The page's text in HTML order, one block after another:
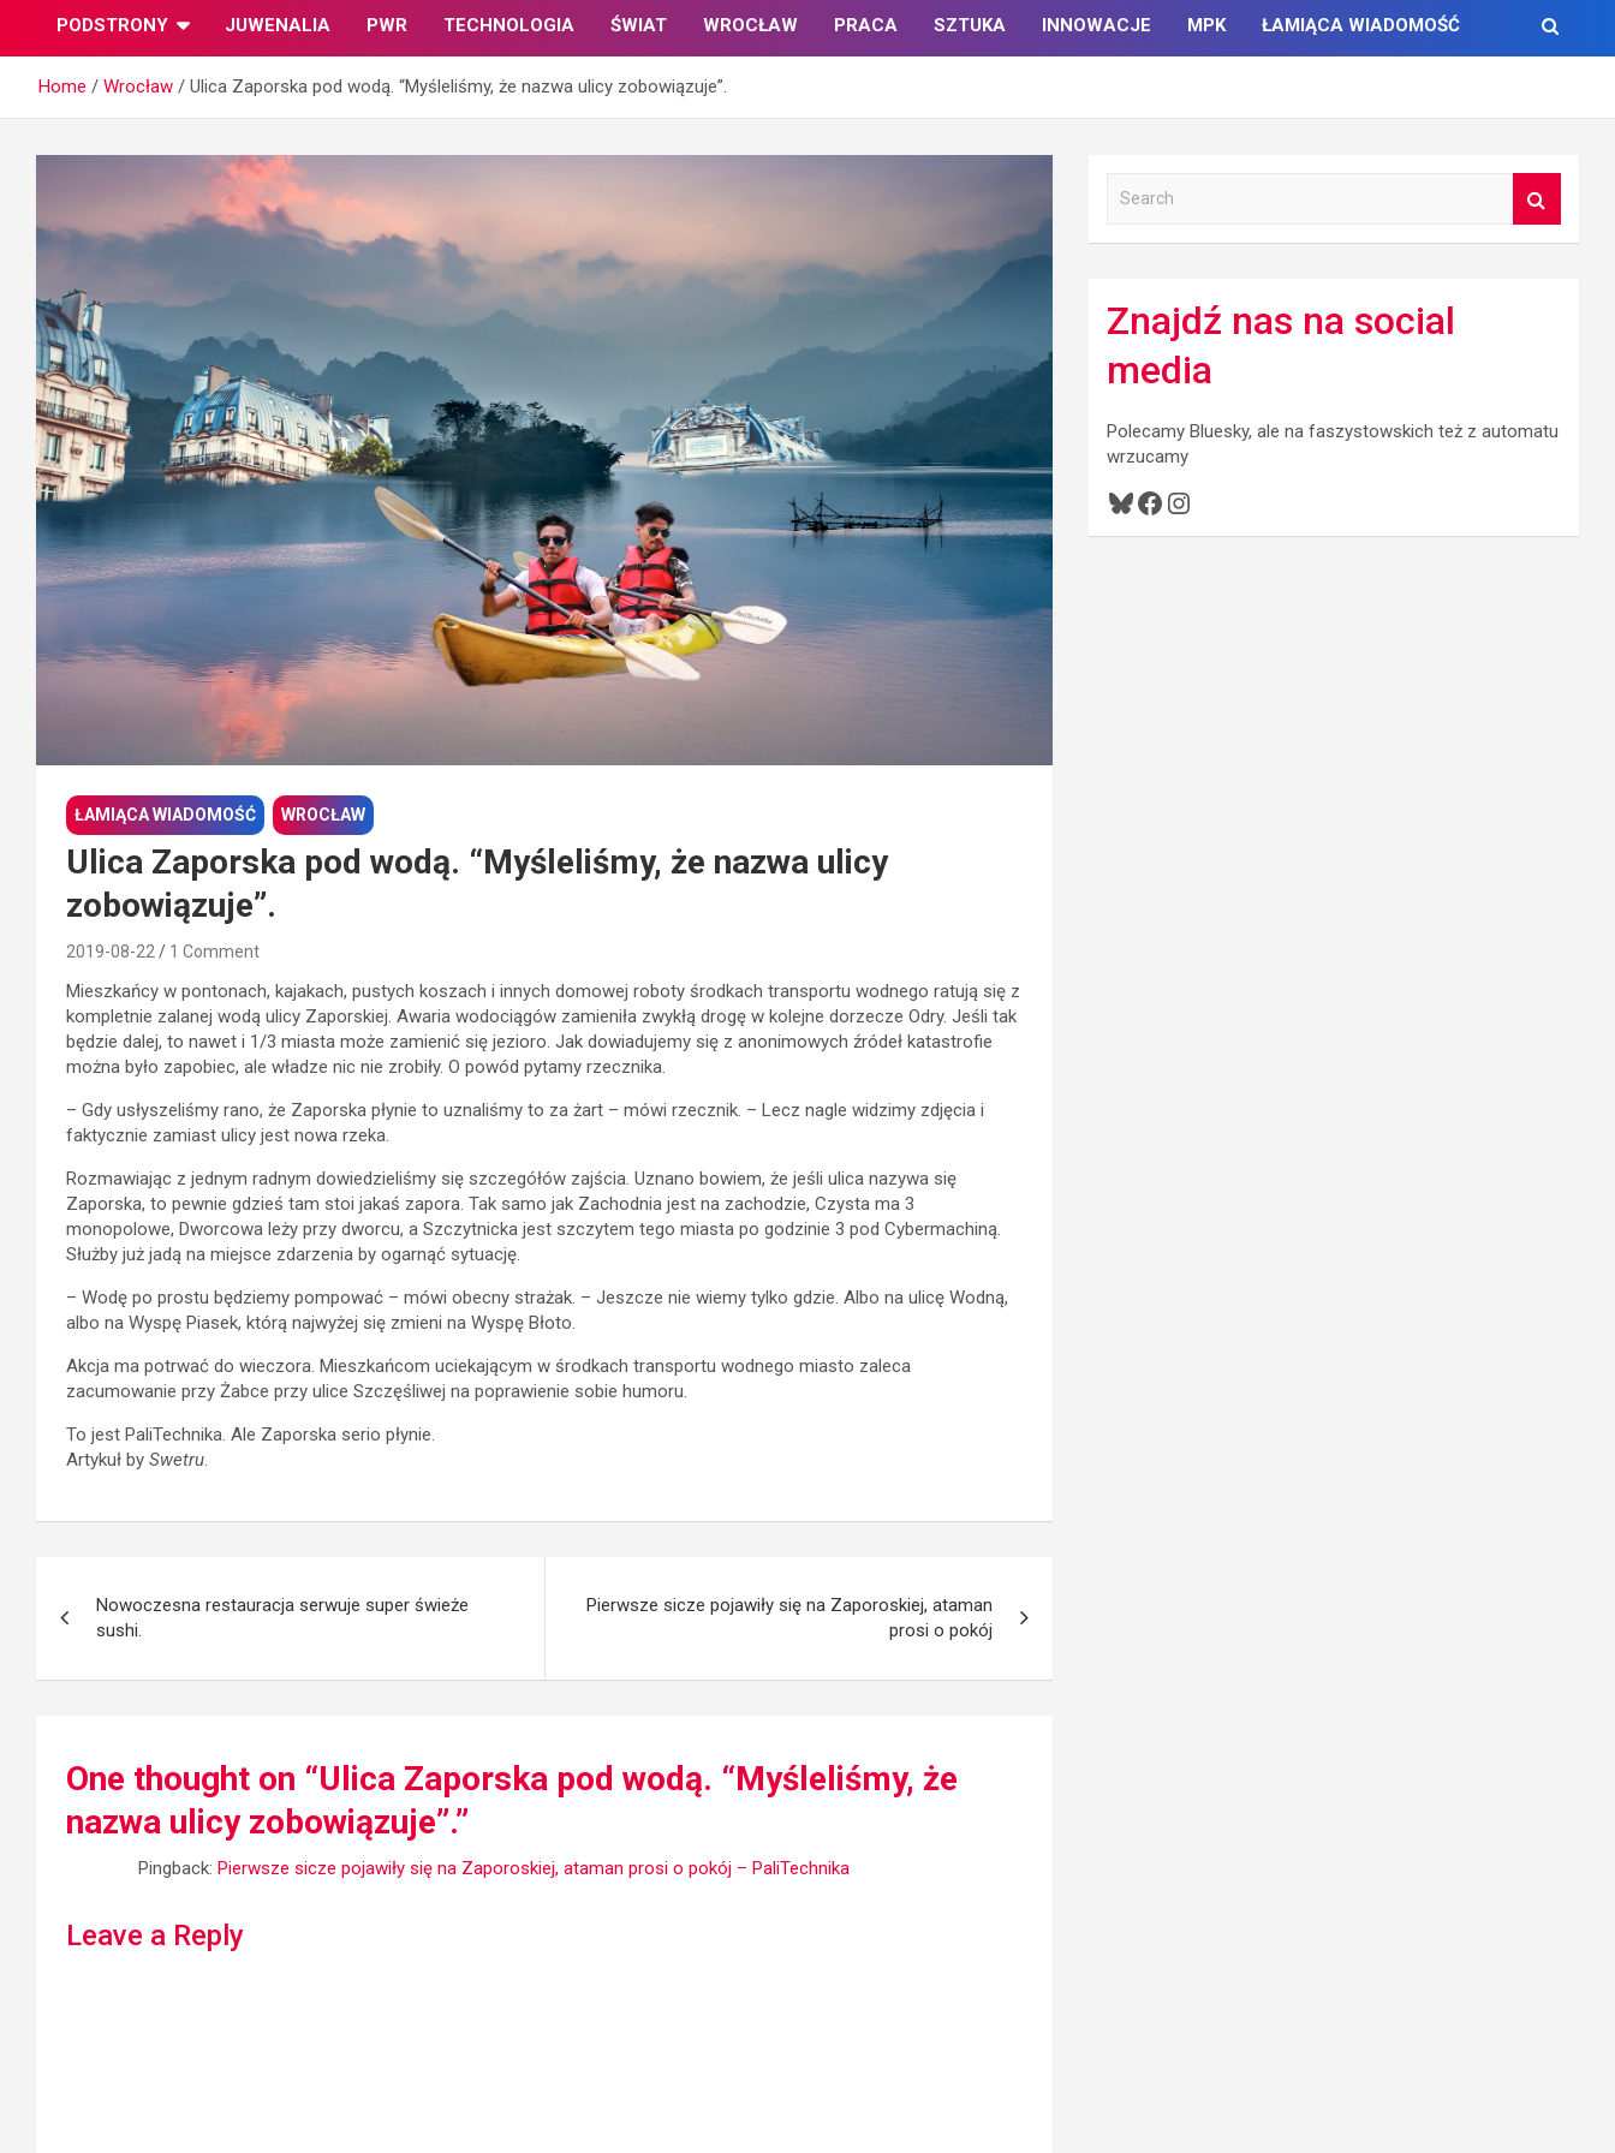
PODSTRONY JUWENALIA PWR TECHNOLOGIA ŚWIAT WROCŁAW PRACA SZTUKA INNOWACJE MPK ŁAMIĄCA WIADOMOŚĆ
Home Wrocław Ulica Zaporska pod wodą. “Myśleliśmy, że nazwa ulicy zobowiązuje”.
ŁAMIĄCA WIADOMOŚĆ WROCŁAW
Ulica Zaporska pod wodą. “Myśleliśmy, że nazwa ulicy
zobowiązuje”.
2019-08-22 1 Comment
Mieszkańcy w pontonach, kajakach, pustych koszach i innych domowej roboty środkach transportu wodnego ratują się z
kompletnie zalanej wodą ulicy Zaporskiej. Awaria wodociągów zamieniła zwykłą drogę w kolejne dorzecze Odry. Jeśli tak
będzie dalej, to nawet i 1/3 miasta może zamienić się jezioro. Jak dowiadujemy się z anonimowych źródeł katastrofie
można było zapobiec, ale władze nic nie zrobiły. O powód pytamy rzecznika.
– Gdy usłyszeliśmy rano, że Zaporska płynie to uznaliśmy to za żart – mówi rzecznik. – Lecz nagle widzimy zdjęcia i
faktycznie zamiast ulicy jest nowa rzeka.
Rozmawiając z jednym radnym dowiedzieliśmy się szczegółów zajścia. Uznano bowiem, że jeśli ulica nazywa się
Zaporska, to pewnie gdzieś tam stoi jakaś zapora. Tak samo jak Zachodnia jest na zachodzie, Czysta ma 3
monopolowe, Dworcowa leży przy dworcu, a Szczytnicka jest szczytem tego miasta po godzinie 3 pod Cybermachiną.
Służby już jadą na miejsce zdarzenia by ogarnąć sytuację.
– Wodę po prostu będziemy pompować – mówi obecny strażak. – Jeszcze nie wiemy tylko gdzie. Albo na ulicę Wodną,
albo na Wyspę Piasek, którą najwyżej się zmieni na Wyspę Błoto.
Akcja ma potrwać do wieczora. Mieszkańcom uciekającym w środkach transportu wodnego miasto zaleca
zacumowanie przy Żabce przy ulice Szczęśliwej na poprawienie sobie humoru.
To jest PaliTechnika. Ale Zaporska serio płynie.
Artykuł by Swetru
navigation
Nowoczesna restauracja serwuje super świeże
sushi.
Pierwsze sicze pojawiły się na Zaporoskiej, ataman
prosi o pokój
One thought on “Ulica Zaporska pod wodą. “Myśleliśmy, że
nazwa ulicy zobowiązuje”.”
Pingback: Pierwsze sicze pojawiły się na Zaporoskiej, ataman prosi o pokój – PaliTechnika
Leave a Reply
h
Znajdź nas na social
media
Polecamy Bluesky, ale na faszystowskich też z automatu
wrzucamy
Bluesky
Facebook
Instagram